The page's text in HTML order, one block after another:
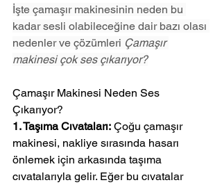
İşte çamaşır makinesinin neden bu
kadar sesli olabileceğine dair bazı olası
nedenler ve çözümleri Çamaşır
makinesi çok ses çıkarıyor?
Çamaşır Makinesi Neden Ses
Çıkarıyor?
1. Taşıma Cıvataları: Çoğu çamaşır
makinesi, nakliye sırasında hasarı
önlemek için arkasında taşıma
cıvatalarıyla gelir. Eğer bu cıvatalar